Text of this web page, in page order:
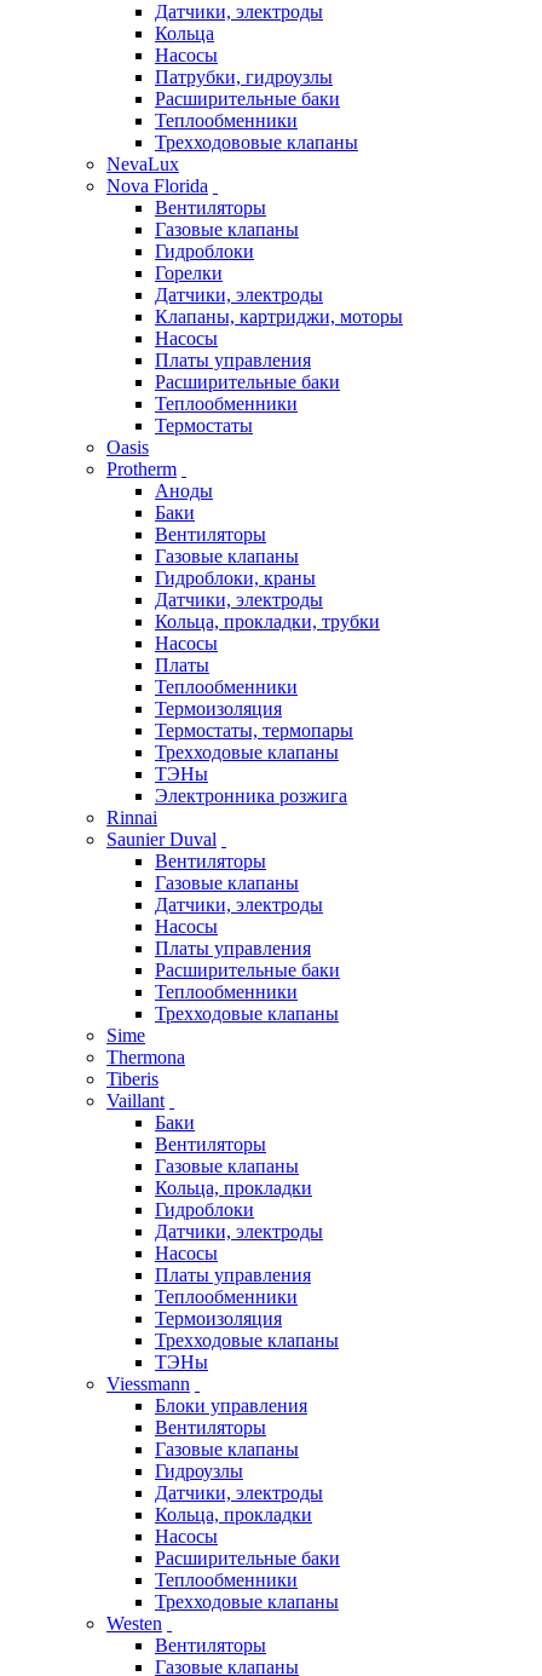
Датчики, электроды
Кольца
Насосы
Патрубки, гидроузлы
Расширительные баки
Теплообменники
Трехходововые клапаны
NevaLux
Nova Florida
Вентиляторы
Газовые клапаны
Гидроблоки
Горелки
Датчики, электроды
Клапаны, картриджи, моторы
Насосы
Платы управления
Расширительные баки
Теплообменники
Термостаты
Oasis
Protherm
Аноды
Баки
Вентиляторы
Газовые клапаны
Гидроблоки, краны
Датчики, электроды
Кольца, прокладки, трубки
Насосы
Платы
Теплообменники
Термоизоляция
Термостаты, термопары
Трехходовые клапаны
ТЭНы
Электронника розжига
Rinnai
Saunier Duval
Вентиляторы
Газовые клапаны
Датчики, электроды
Насосы
Платы управления
Расширительные баки
Теплообменники
Трехходовые клапаны
Sime
Thermona
Tiberis
Vaillant
Баки
Вентиляторы
Газовые клапаны
Кольца, прокладки
Гидроблоки
Датчики, электроды
Насосы
Платы управления
Теплообменники
Термоизоляция
Трехходовые клапаны
ТЭНы
Viessmann
Блоки управления
Вентиляторы
Газовые клапаны
Гидроузлы
Датчики, электроды
Кольца, прокладки
Насосы
Расширительные баки
Теплообменники
Трехходовые клапаны
Westen
Вентиляторы
Газовые клапаны